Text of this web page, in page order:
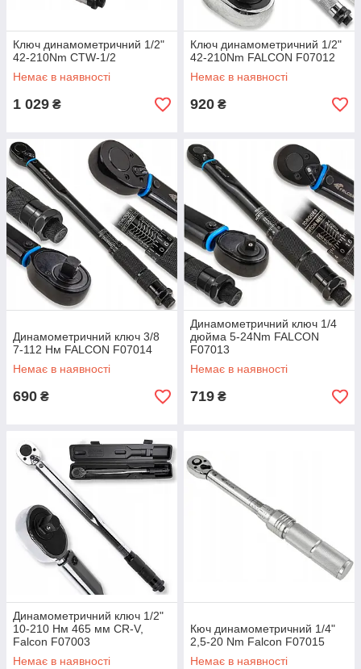
Ключ динамометричний 1/2"
42-210Nm CTW-1/2
Немає в наявності
1 029 ₴
Ключ динамометричний 1/2"
42-210Nm FALCON F07012
Немає в наявності
920 ₴
Динамометричний ключ 3/8
7-112 Нм FALCON F07014
Немає в наявності
690 ₴
Динамометричний ключ 1/4
дюйма 5-24Nm FALCON
F07013
Немає в наявності
719 ₴
Динамометричний ключ 1/2"
10-210 Нм 465 мм CR-V,
Falcon F07003
Немає в наявності
Кюч динамометричний 1/4"
2,5-20 Nm Falcon F07015
Немає в наявності